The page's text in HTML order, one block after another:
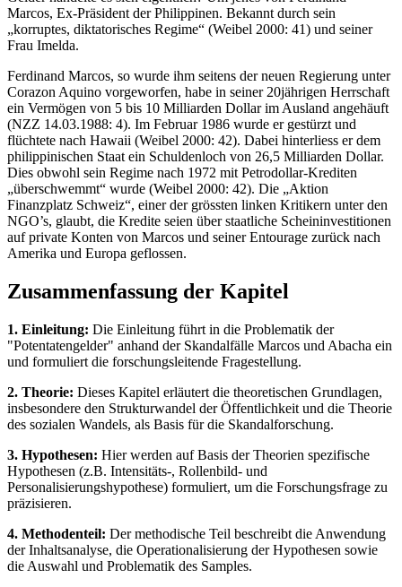
Marcos, Ex-Präsident der Philippinen. Bekannt durch sein
„korruptes, diktatorisches Regime“ (Weibel 2000: 41) und seiner
Frau Imelda.
Ferdinand Marcos, so wurde ihm seitens der neuen Regierung unter
Corazon Aquino vorgeworfen, habe in seiner 20jährigen Herrschaft
ein Vermögen von 5 bis 10 Milliarden Dollar im Ausland angehäuft
(NZZ 14.03.1988: 4). Im Februar 1986 wurde er gestürzt und
flüchtete nach Hawaii (Weibel 2000: 42). Dabei hinterliess er dem
philippinischen Staat ein Schuldenloch von 26,5 Milliarden Dollar.
Dies obwohl sein Regime nach 1972 mit Petrodollar-Krediten
„überschwemmt“ wurde (Weibel 2000: 42). Die „Aktion
Finanzplatz Schweiz“, einer der grössten linken Kritikern unter den
NGO’s, glaubt, die Kredite seien über staatliche Scheininvestitionen
auf private Konten von Marcos und seiner Entourage zurück nach
Amerika und Europa geflossen.
Zusammenfassung der Kapitel
1. Einleitung: Die Einleitung führt in die Problematik der
"Potentatengelder" anhand der Skandalfälle Marcos und Abacha ein
und formuliert die forschungsleitende Fragestellung.
2. Theorie: Dieses Kapitel erläutert die theoretischen Grundlagen,
insbesondere den Strukturwandel der Öffentlichkeit und die Theorie
des sozialen Wandels, als Basis für die Skandalforschung.
3. Hypothesen: Hier werden auf Basis der Theorien spezifische
Hypothesen (z.B. Intensitäts-, Rollenbild- und
Personalisierungshypothese) formuliert, um die Forschungsfrage zu
präzisieren.
4. Methodenteil: Der methodische Teil beschreibt die Anwendung
der Inhaltsanalyse, die Operationalisierung der Hypothesen sowie
die Auswahl und Problematik des Samples.